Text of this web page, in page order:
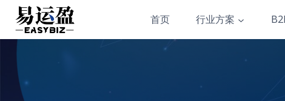
Skip
content
首页 行业方案